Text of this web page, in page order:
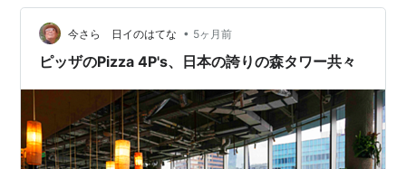
いろいろ妄想が止まらない 気になるのは価格。10万円切
ってほしい… 買うかどうかは…まだ悩んでます！
今さら 日イのはてな • 5ヶ月前
ピッザのPizza 4P's、日本の誇りの森タワー共々